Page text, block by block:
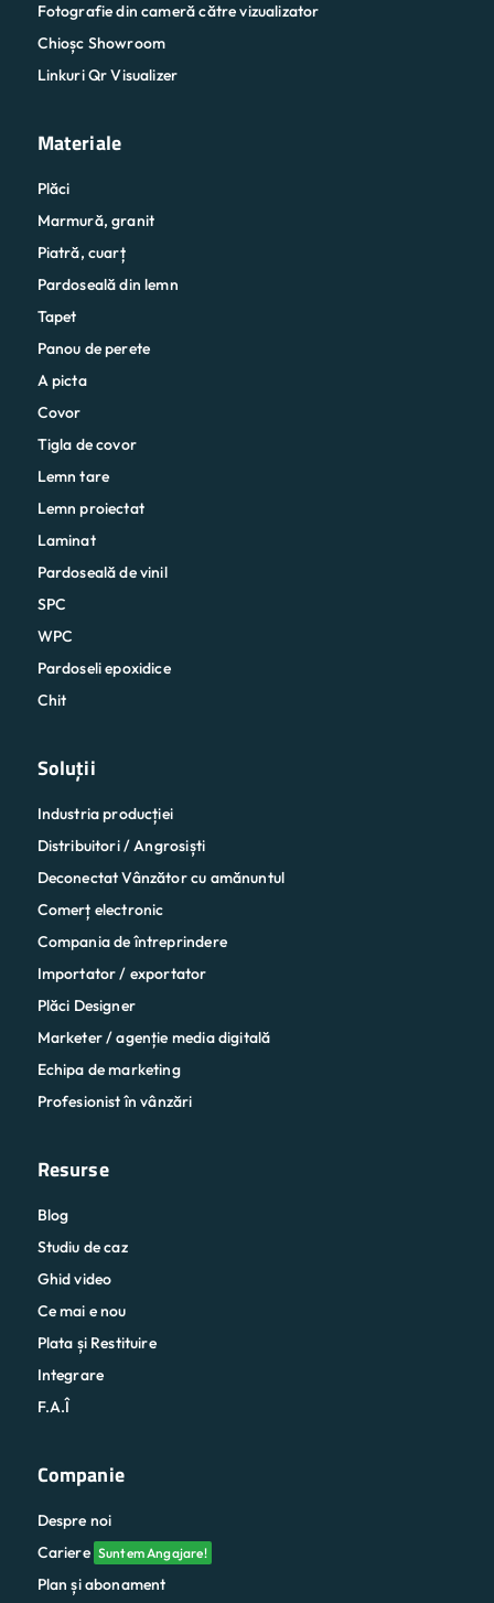
Fotografie din cameră către vizualizator
Chioșc Showroom
Linkuri Qr Visualizer
Materiale
Plăci
Marmură, granit
Piatră, cuarț
Pardoseală din lemn
Tapet
Panou de perete
A picta
Covor
Tigla de covor
Lemn tare
Lemn proiectat
Laminat
Pardoseală de vinil
SPC
WPC
Pardoseli epoxidice
Chit
Soluții
Industria producției
Distribuitori / Angrosiști
Deconectat Vânzător cu amănuntul
Comerț electronic
Compania de întreprindere
Importator / exportator
Plăci Designer
Marketer / agenție media digitală
Echipa de marketing
Profesionist în vânzări
Resurse
Blog
Studiu de caz
Ghid video
Ce mai e nou
Plata și Restituire
Integrare
F.A.Î
Companie
Despre noi
Cariere Suntem Angajare!
Plan și abonament